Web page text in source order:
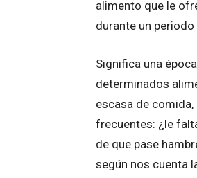
alimento que le
durante un
Significa una
determinados
escasa de
frecuentes: ¿le
de que pase
según nos cuenta